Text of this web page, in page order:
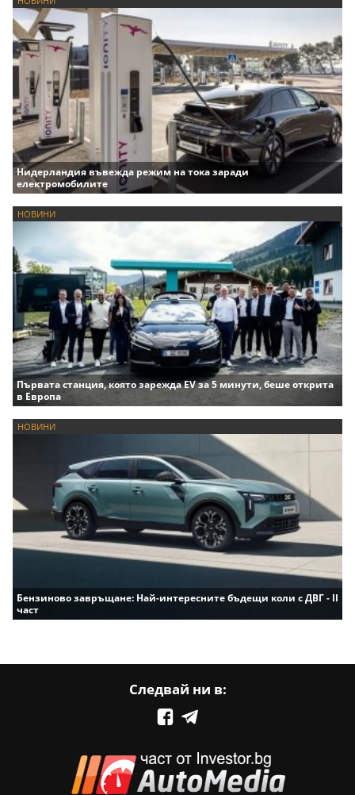
Нидерландия въвежда режим на тока заради
електромобилите
НОВИНИ
Първата станция, която зарежда EV за 5 минути, беше открита
в Европа
НОВИНИ
Бензиново завръщане: Най-интересните бъдещи коли с ДВГ - II
част
Следвай ни в: